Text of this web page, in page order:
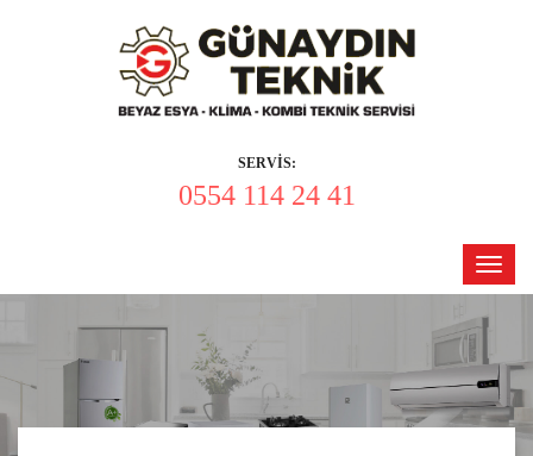
SERVİS:
0554 114 24 41